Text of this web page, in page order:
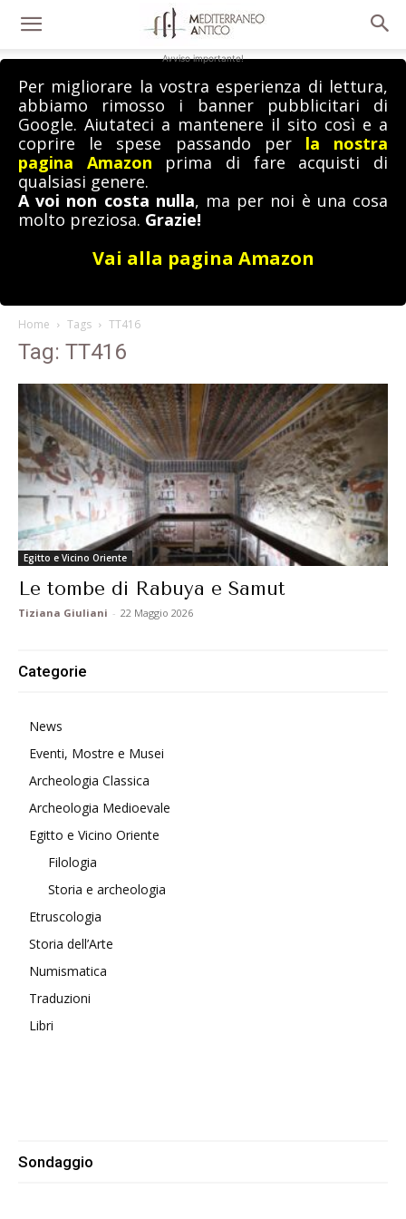
Avviso importante!
Per migliorare la vostra esperienza di lettura,
abbiamo rimosso i banner pubblicitari di
Google. Aiutateci a mantenere il sito così e a
coprire le spese passando per la nostra
pagina Amazon prima di fare acquisti di
qualsiasi genere.
A voi non costa nulla, ma per noi è una cosa
molto preziosa. Grazie!
Vai alla pagina Amazon
Home Tags TT416
Tag: TT416
Egitto e Vicino Oriente
Le tombe di Rabuya e Samut
Tiziana Giuliani - 22 Maggio 2026
Categorie
News
Eventi, Mostre e Musei
Archeologia Classica
Archeologia Medioevale
Egitto e Vicino Oriente
Filologia
Storia e archeologia
Etruscologia
Storia dell’Arte
Numismatica
Traduzioni
Libri
Sondaggio